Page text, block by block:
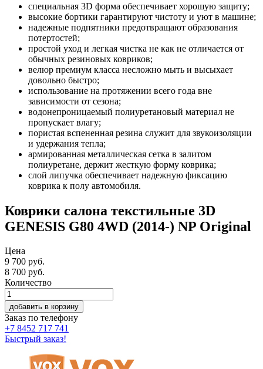
специальная 3D форма обеспечивает хорошую защиту;
высокие бортики гарантируют чистоту и уют в машине;
надежные подпятники предотвращают образования
потертостей;
простой уход и легкая чистка не как не отличается от
обычных резиновых ковриков;
велюр премиум класса несложно мыть и высыхает
довольно быстро;
использование на протяжении всего года вне
зависимости от сезона;
водонепроницаемый полиуретановый материал не
пропускает влагу;
пористая вспененная резина служит для звукоизоляции
и удержания тепла;
армированная металлическая сетка в залитом
полиуретане, держит жесткую форму коврика;
слой липучка обеспечивает надежную фиксацию
коврика к полу автомобиля.
Коврики салона текстильные 3D
GENESIS G80 4WD (2014-) NP Original
Цена
9 700 руб.
8 700 руб.
Количество
добавить в корзину
Заказ по телефону
+7 8452 717 741
Быстрый заказ!